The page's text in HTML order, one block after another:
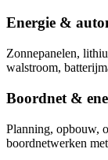
Energie &
Zonnepanelen,
walstroom,
Boordnet &
Planning, opbouw,
boordnetwerken